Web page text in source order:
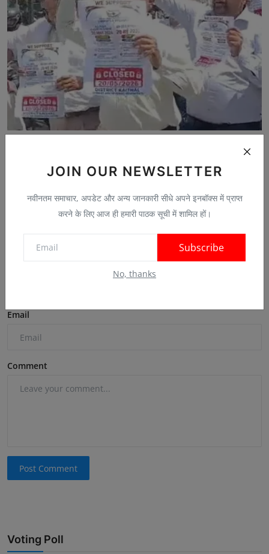
JOIN OUR NEWSLETTER
नवीनतम समाचार, अपडेट और अन्य जानकारी सीधे अपने इनबॉक्स में प्राप्त
करने के लिए आज ही हमारी पाठक सूची में शामिल हों।
Subscribe
No, thanks
Name
Email
Comment
Post Comment
Voting Poll